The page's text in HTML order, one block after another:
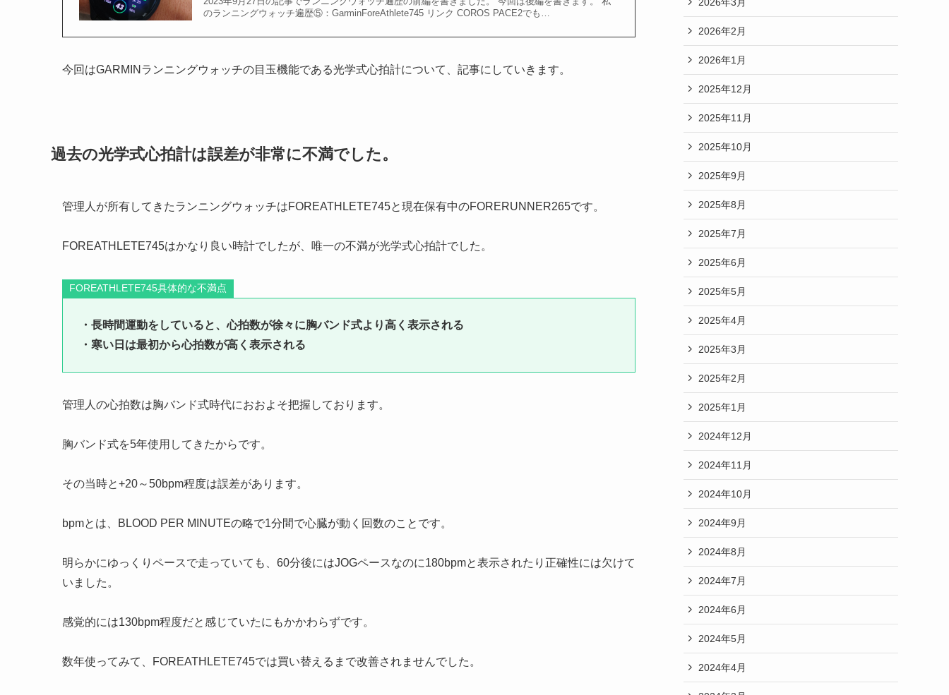
のランニングウォッチ遍歴⑤：GarminForeAthlete745 リンク COROS PACE2でも…
今回はGARMINランニングウォッチの目玉機能である光学式心拍計について、記事にしていきます。
過去の光学式心拍計は誤差が非常に不満でした。
管理人が所有してきたランニングウォッチはFOREATHLETE745と現在保有中のFORERUNNER265です。
FOREATHLETE745はかなり良い時計でしたが、唯一の不満が光学式心拍計でした。
FOREATHLETE745具体的な不満点
・長時間運動をしていると、心拍数が徐々に胸バンド式より高く表示される
・寒い日は最初から心拍数が高く表示される
管理人の心拍数は胸バンド式時代におおよそ把握しております。
胸バンド式を5年使用してきたからです。
その当時と+20～50bpm程度は誤差があります。
bpmとは、BLOOD PER MINUTEの略で1分間で心臓が動く回数のことです。
明らかにゆっくりペースで走っていても、60分後にはJOGペースなのに180bpmと表示されたり正確性には欠けて
いました。
感覚的には130bpm程度だと感じていたにもかかわらずです。
数年使ってみて、FOREATHLETE745では買い替えるまで改善されませんでした。
2026年2月
2026年1月
2025年12月
2025年11月
2025年10月
2025年9月
2025年8月
2025年7月
2025年6月
2025年5月
2025年4月
2025年3月
2025年2月
2025年1月
2024年12月
2024年11月
2024年10月
2024年9月
2024年8月
2024年7月
2024年6月
2024年5月
2024年4月